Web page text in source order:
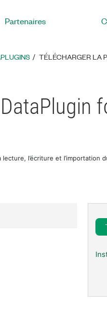
Partenaires
TÉLÉCHARGER LA
l’écriture et